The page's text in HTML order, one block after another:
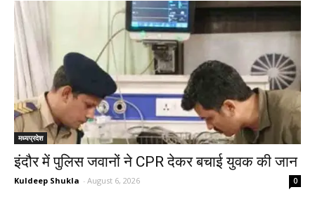
मध्यप्रदेश
इंदौर में पुलिस जवानों ने CPR देकर बचाई युवक की जान
Kuldeep Shukla - August 6, 2026 0